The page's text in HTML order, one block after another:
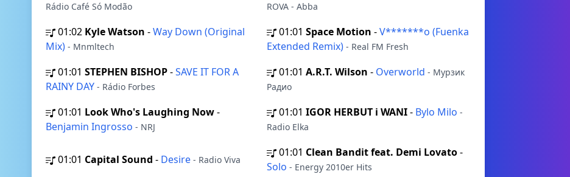
Rádio Café Só Modão
ROVA - Abba
01:02 Kyle Watson -Way Down (Original
Mix) - Mnmltech
01:01 Space Motion -V*******o (Fuenka
Extended Remix) - Real FM Fresh
01:01 STEPHEN BISHOP-SAVE IT FOR A
RAINY DAY - Rádio Forbes
01:01 A.R.T. Wilson - Overworld - Мурзик
Радио
01:01 Look Who's Laughing Now-
Benjamin Ingrosso - NRJ
01:01 IGOR HERBUT i WANI- Bylo Milo -
Radio Elka
01:01 Capital Sound - Desire - Radio Viva
01:01 Clean Bandit feat. Demi Lovato-
Solo - Energy 2010er Hits